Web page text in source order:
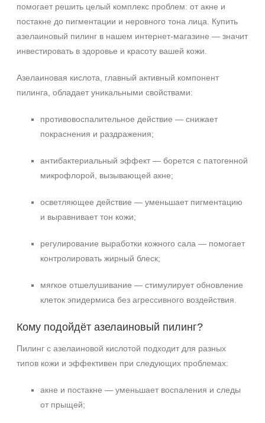
помогает решить целый комплекс проблем: от акне и
постакне до пигментации и неровного тона лица. Купить
азелаиновый пилинг в нашем интернет‑магазине — значит
инвестировать в здоровье и красоту вашей кожи.
Азелаиновая кислота, главный активный компонент
пилинга, обладает уникальными свойствами:
противовоспалительное действие — снижает
покраснения и раздражения;
антибактериальный эффект — борется с патогенной
микрофлорой, вызывающей акне;
осветляющее действие — уменьшает пигментацию
и выравнивает тон кожи;
регулирование выработки кожного сала — помогает
контролировать жирный блеск;
мягкое отшелушивание — стимулирует обновление
клеток эпидермиса без агрессивного воздействия.
Кому подойдёт азелаиновый пилинг?
Пилинг с азелаиновой кислотой подходит для разных
типов кожи и эффективен при следующих проблемах:
акне и постакне — уменьшает воспаления и следы
от прыщей;